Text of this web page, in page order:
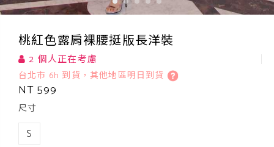
桃紅色露肩裸腰挺版長洋裝
2 個人正在考慮
台北市 6h 到貨，其他地區明日到貨
NT 599
尺寸
S